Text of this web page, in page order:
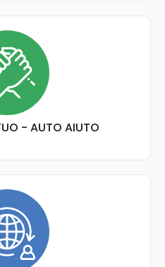
- AUTO AIUTO